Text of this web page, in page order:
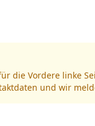
die Vordere linke
und wir